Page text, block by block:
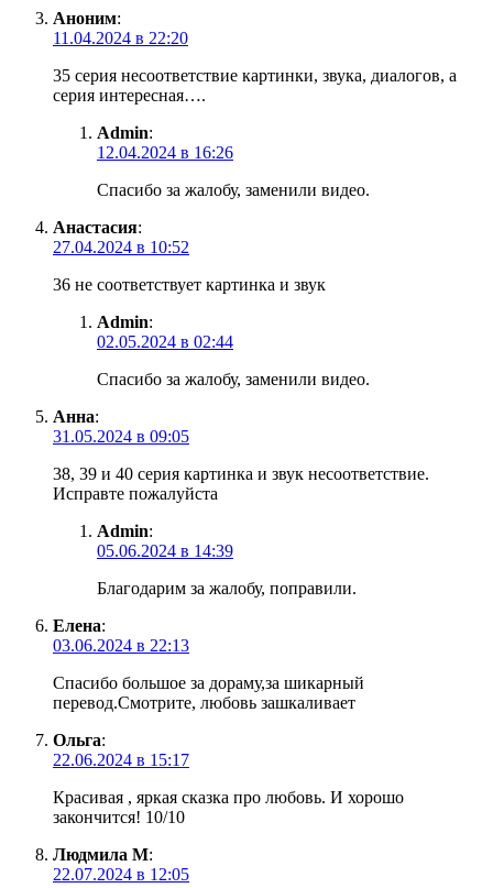
Аноним:
11.04.2024 в 22:20
35 серия несоответствие картинки, звука, диалогов, а
серия интересная….
Admin:
12.04.2024 в 16:26
Спасибо за жалобу, заменили видео.
Анастасия:
27.04.2024 в 10:52
36 не соответствует картинка и звук
Admin:
02.05.2024 в 02:44
Спасибо за жалобу, заменили видео.
Анна:
31.05.2024 в 09:05
38, 39 и 40 серия картинка и звук несоответствие.
Исправте пожалуйста
Admin:
05.06.2024 в 14:39
Благодарим за жалобу, поправили.
Елена:
03.06.2024 в 22:13
Спасибо большое за дораму,за шикарный
перевод.Смотрите, любовь зашкаливает
Ольга:
22.06.2024 в 15:17
Красивая , яркая сказка про любовь. И хорошо
закончится! 10/10
Людмила М:
22.07.2024 в 12:05